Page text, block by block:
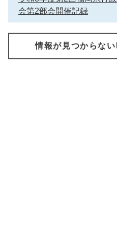
会第2部会開催記録
情報が見つからない